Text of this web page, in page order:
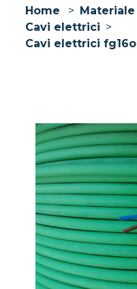
Home >
Cavi elettrici >
Cavi elettrici